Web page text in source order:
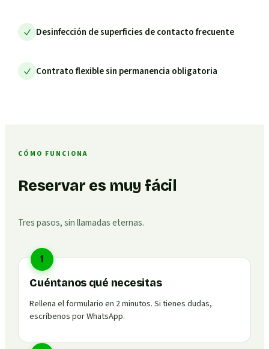
Desinfección de superficies de contacto frecuente
Contrato flexible sin permanencia obligatoria
CÓMO FUNCIONA
Reservar es muy fácil
Tres pasos, sin llamadas eternas.
1
Cuéntanos qué necesitas
Rellena el formulario en 2 minutos. Si tienes dudas,
escríbenos por WhatsApp.